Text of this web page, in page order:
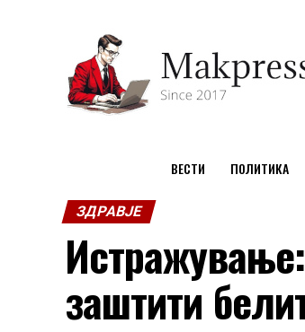
ВЕСТИ ПОЛИТИКА
ЗДРАВЈЕ
заштити